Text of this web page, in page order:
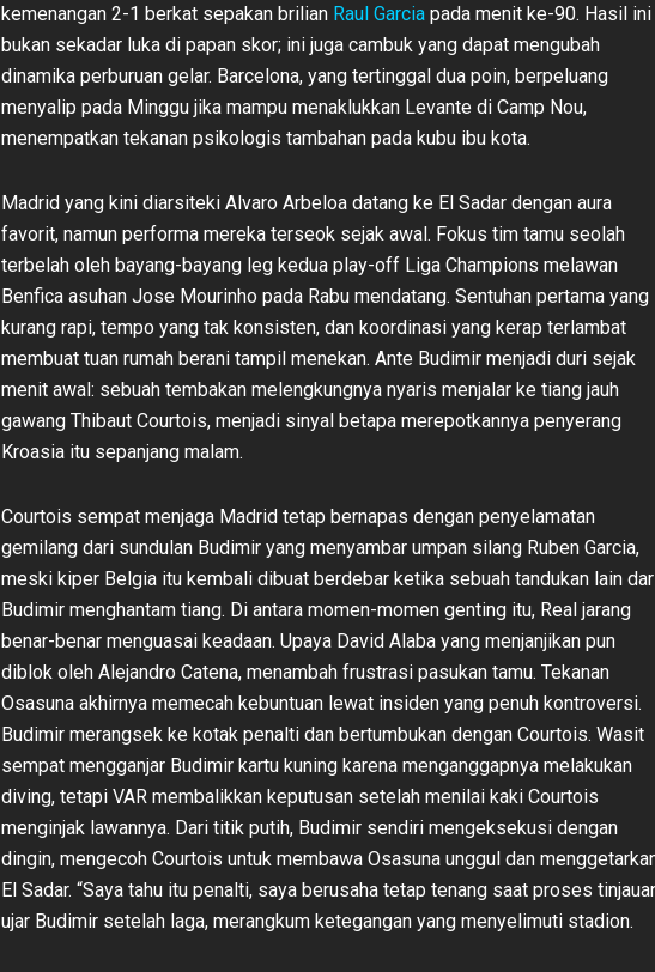
kemenangan 2-1 berkat sepakan brilian Raul Garcia pada menit ke-90. Hasil ini
bukan sekadar luka di papan skor; ini juga cambuk yang dapat mengubah
dinamika perburuan gelar. Barcelona, yang tertinggal dua poin, berpeluang
menyalip pada Minggu jika mampu menaklukkan Levante di Camp Nou,
menempatkan tekanan psikologis tambahan pada kubu ibu kota.
Madrid yang kini diarsiteki Alvaro Arbeloa datang ke El Sadar dengan aura
favorit, namun performa mereka terseok sejak awal. Fokus tim tamu seolah
terbelah oleh bayang-bayang leg kedua play-off Liga Champions melawan
Benfica asuhan Jose Mourinho pada Rabu mendatang. Sentuhan pertama yang
kurang rapi, tempo yang tak konsisten, dan koordinasi yang kerap terlambat
membuat tuan rumah berani tampil menekan. Ante Budimir menjadi duri sejak
menit awal: sebuah tembakan melengkungnya nyaris menjalar ke tiang jauh
gawang Thibaut Courtois, menjadi sinyal betapa merepotkannya penyerang
Kroasia itu sepanjang malam.
Courtois sempat menjaga Madrid tetap bernapas dengan penyelamatan
gemilang dari sundulan Budimir yang menyambar umpan silang Ruben Garcia,
meski kiper Belgia itu kembali dibuat berdebar ketika sebuah tandukan lain
Budimir menghantam tiang. Di antara momen-momen genting itu, Real jarang
benar-benar menguasai keadaan. Upaya David Alaba yang menjanjikan pun
diblok oleh Alejandro Catena, menambah frustrasi pasukan tamu. Tekanan
Osasuna akhirnya memecah kebuntuan lewat insiden yang penuh kontroversi.
Budimir merangsek ke kotak penalti dan bertumbukan dengan Courtois. Wasit
sempat mengganjar Budimir kartu kuning karena menganggapnya melakukan
diving, tetapi VAR membalikkan keputusan setelah menilai kaki Courtois
menginjak lawannya. Dari titik putih, Budimir sendiri mengeksekusi dengan
dingin, mengecoh Courtois untuk membawa Osasuna unggul dan
El Sadar. “Saya tahu itu penalti, saya berusaha tetap tenang saat proses
ujar Budimir setelah laga, merangkum ketegangan yang menyelimuti stadion.